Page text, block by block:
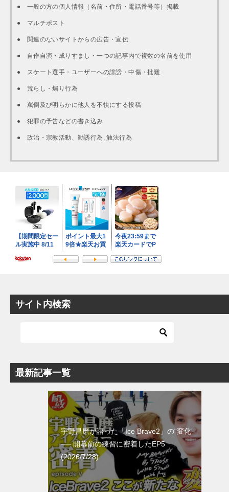
● 一般の方の個人情報（名前・住所・電話番号等）掲載
● マルチポスト
● 関連のないサイトからの広告・宣伝
● 自作自演・成りすまし・一つの記事内で複数の名前を使用
● スケート選手・ユーザーへの誹謗・中傷・批難
● 荒らし・煽り行為
● 罵倒及び明らかに他人を不快にする投稿
● 犯罪の予告などの書き込み
● 政治・宗教活動、勧誘行為. 触法行為
サイト内検索
最新記事一覧
宇野昌磨が語った「Ice Brave2」の“変化”
── 開幕前の練習に密着したEP5
(2026/7/28)